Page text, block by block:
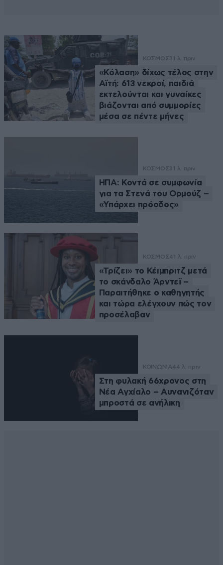
ΚΟΣΜΟΣ31 λ. πριν
«Κόλαση» δίχως τέλος στην
Αϊτή: 613 νεκροί, παιδιά
εκτελούνται και γυναίκες
βιάζονται από συμμορίες
μέσα σε πέντε μήνες
ΚΟΣΜΟΣ31 λ. πριν
ΗΠΑ: Κοντά σε συμφωνία
για τα Στενά του Ορμούζ –
«Υπάρχει πρόοδος»
ΚΟΣΜΟΣ41 λ. πριν
«Τρίζει» το Κέιμπριτζ μετά
το σκάνδαλο Άρντεϊ –
Παραιτήθηκε ο καθηγητής
και τώρα ελέγχουν πώς τον
προσέλαβαν
ΚΟΙΝΩΝΙΑ44 λ. πριν
Στη φυλακή 66χρονος στη
Νέα Αγχίαλο – Αυνανιζόταν
μπροστά σε ανήλικη